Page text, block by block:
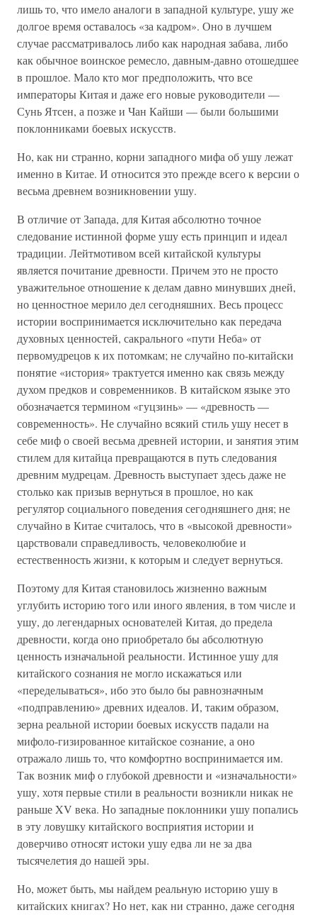
лишь то, что имело аналоги в западной культуре, ушу же
долгое время оставалось «за кадром». Оно в лучшем
случае рассматривалось либо как народная забава, либо
как обычное воинское ремесло, давным-давно отошедшее
в прошлое. Мало кто мог предположить, что все
императоры Китая и даже его новые руководители —
Сунь Ятсен, а позже и Чан Кайши — были большими
поклонниками боевых искусств.
Но, как ни странно, корни западного мифа об ушу лежат
именно в Китае. И относится это прежде всего к версии о
весьма древнем возникновении ушу.
В отличие от Запада, для Китая абсолютно точное
следование истинной форме ушу есть принцип и идеал
традиции. Лейтмотивом всей китайской культуры
является почитание древности. Причем это не просто
уважительное отношение к делам давно минувших дней,
но ценностное мерило дел сегодняшних. Весь процесс
истории воспринимается исключительно как передача
духовных ценностей, сакрального «пути Неба» от
первомудрецов к их потомкам; не случайно по-китайски
понятие «история» трактуется именно как связь между
духом предков и современников. В китайском языке это
обозначается термином «гуцзинь» — «древность —
современность». Не случайно всякий стиль ушу несет в
себе миф о своей весьма древней истории, и занятия этим
стилем для китайца превращаются в путь следования
древним мудрецам. Древность выступает здесь даже не
столько как призыв вернуться в прошлое, но как
регулятор социального поведения сегодняшнего дня; не
случайно в Китае считалось, что в «высокой древности»
царствовали справедливость, человеколюбие и
естественность жизни, к которым и следует вернуться.
Поэтому для Китая становилось жизненно важным
углубить историю того или иного явления, в том числе и
ушу, до легендарных основателей Китая, до предела
древности, когда оно приобретало бы абсолютную
ценность изначальной реальности. Истинное ушу для
китайского сознания не могло искажаться или
«переделываться», ибо это было бы равнозначным
«подправлению» древних идеалов. И, таким образом,
зерна реальной истории боевых искусств падали на
мифоло-гизированное китайское сознание, а оно
отражало лишь то, что комфортно воспринимается им.
Так возник миф о глубокой древности и «изначальности»
ушу, хотя первые стили в реальности возникли никак не
раньше XV века. Но западные поклонники ушу попались
в эту ловушку китайского восприятия истории и
доверчиво относят истоки ушу едва ли не за два
тысячелетия до нашей эры.
Но, может быть, мы найдем реальную историю ушу в
китайских книгах? Но нет, как ни странно, даже сегодня